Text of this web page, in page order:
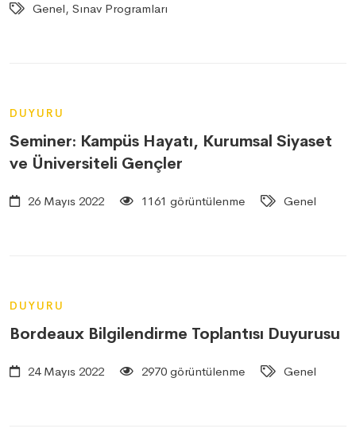
Genel, Sınav Programları
DUYURU
Seminer: Kampüs Hayatı, Kurumsal Siyaset
ve Üniversiteli Gençler
26 Mayıs 2022 1161 görüntülenme Genel
DUYURU
Bordeaux Bilgilendirme Toplantısı Duyurusu
24 Mayıs 2022 2970 görüntülenme Genel